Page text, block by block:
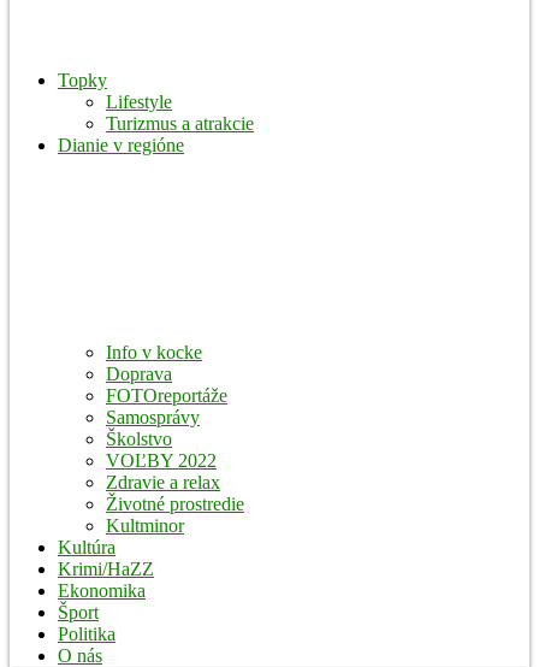
Topky
Lifestyle
Turizmus a atrakcie
Dianie v regióne
Info v kocke
Doprava
FOTOreportáže
Samosprávy
Školstvo
VOĽBY 2022
Zdravie a relax
Životné prostredie
Kultminor
Kultúra
Krimi/HaZZ
Ekonomika
Šport
Politika
O nás